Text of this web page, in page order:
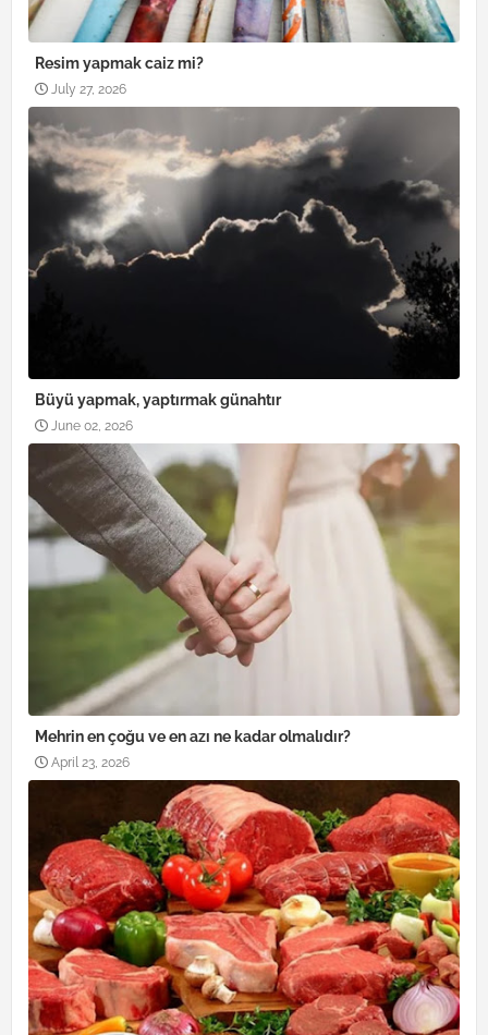
Resim yapmak caiz mi?
July 27, 2026
Büyü yapmak, yaptırmak günahtır
June 02, 2026
Mehrin en çoğu ve en azı ne kadar olmalıdır?
April 23, 2026